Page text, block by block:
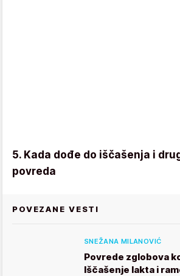
5. Kada dođe do iščašenja i
povreda
POVEZANE VESTI
SNEŽANA MILANOVIĆ
Povrede zglobova
Iščašenje lakta i